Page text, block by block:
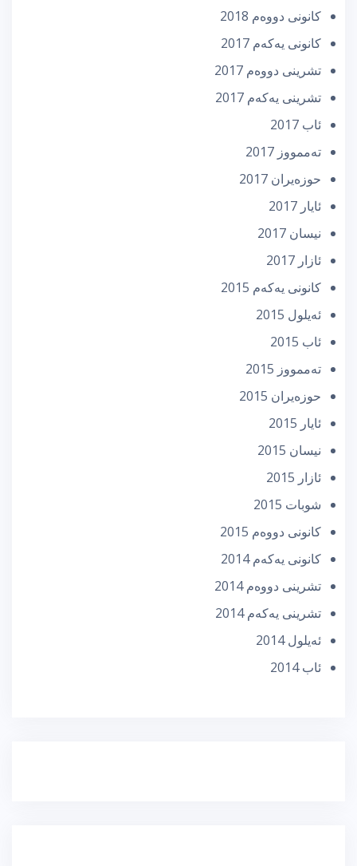
كانونی دووه‌م 2018
كانونی یه‌كه‌م 2017
تشرینی دووه‌م 2017
تشرینی یه‌كه‌م 2017
ئاب 2017
تەممووز 2017
حوزه‌یران 2017
ئایار 2017
نیسان 2017
ئازار 2017
كانونی یه‌كه‌م 2015
ئه‌یلول 2015
ئاب 2015
تەممووز 2015
حوزه‌یران 2015
ئایار 2015
نیسان 2015
ئازار 2015
شوبات 2015
كانونی دووه‌م 2015
كانونی یه‌كه‌م 2014
تشرینی دووه‌م 2014
تشرینی یه‌كه‌م 2014
ئه‌یلول 2014
ئاب 2014